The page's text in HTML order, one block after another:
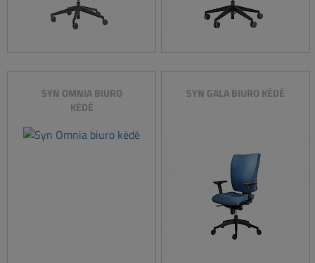
SYN OMNIA BIURO
KĖDĖ
SYN GALA BIURO KĖDĖ